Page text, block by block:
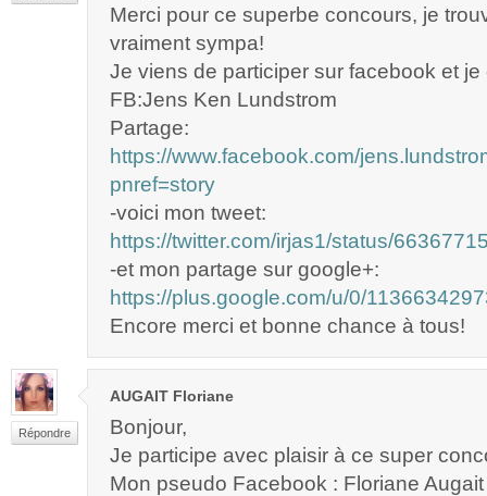
Merci pour ce superbe concours, je
vraiment sympa!
Je viens de participer sur facebook et
FB:Jens Ken Lundstrom
Partage:
https://www.facebook.com/
pnref=story
-voici mon tweet:
https://twitter.com/irjas1/status/
-et mon partage sur google+:
https://plus.google.com/u/0/
Encore merci et bonne chance à tous!
Répondre
AUGAIT Floriane
Bonjour,
Je participe avec plaisir à ce super
Mon pseudo Facebook : Floriane Augait